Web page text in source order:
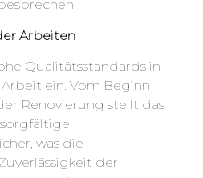
Arbeiten
Qualitätsstandards in
ein. Vom Beginn
Renovierung stellt das
was die
der